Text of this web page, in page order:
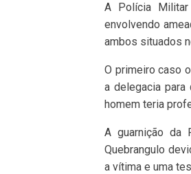
A Polícia
envolvendo
ambos situados
O primeiro caso
a delegacia para
homem teria
A guarnição da
Quebrangulo
a vítima e uma